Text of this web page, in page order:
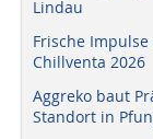
Lindau
Frische
Chillventa 2026
Aggreko baut
Standort in